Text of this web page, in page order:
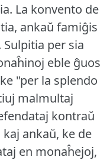
La konvento de
ankaŭ famiĝis
Sulpitia per sia
eble ĝuos
"per la splendo
malmultaj
kontraŭ
ankaŭ, ke de
en monaĥejoj,